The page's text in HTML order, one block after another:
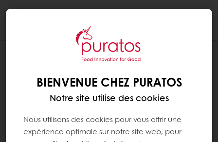
RECETTES
BIENVENUE CHEZ PURATOS
Notre site utilise des cookies
Nous utilisons des cookies pour vous offrir une
expérience optimale sur notre site web, pour